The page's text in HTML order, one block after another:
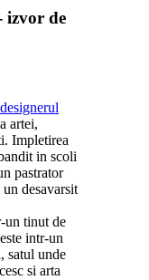
izvor de
designerul
artei,
Impletirea
in scoli
pastrator
desavarsit
un tinut de
intr-un
satul unde
si arta